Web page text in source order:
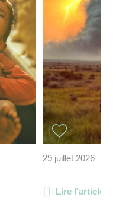
29 juillet 2026
Lire l'article